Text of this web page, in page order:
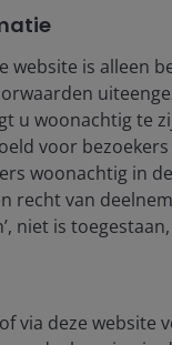
how
his 2026 outlook.
website is alleen
u woonachtig te
voor
woonachtig in
recht van
niet is
via deze